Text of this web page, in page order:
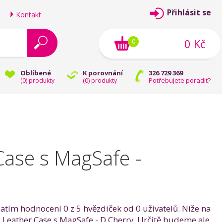
Kontakt
Oblíbené
(0) produkty
K porovnání
(0) produkty
326 729 369
Potřebujete poradit?
Přihlásit se
0 Kč
0
s MagSafe -
hodnocení 0 z 5 hvězdiček od 0 uživatelů. Níže na